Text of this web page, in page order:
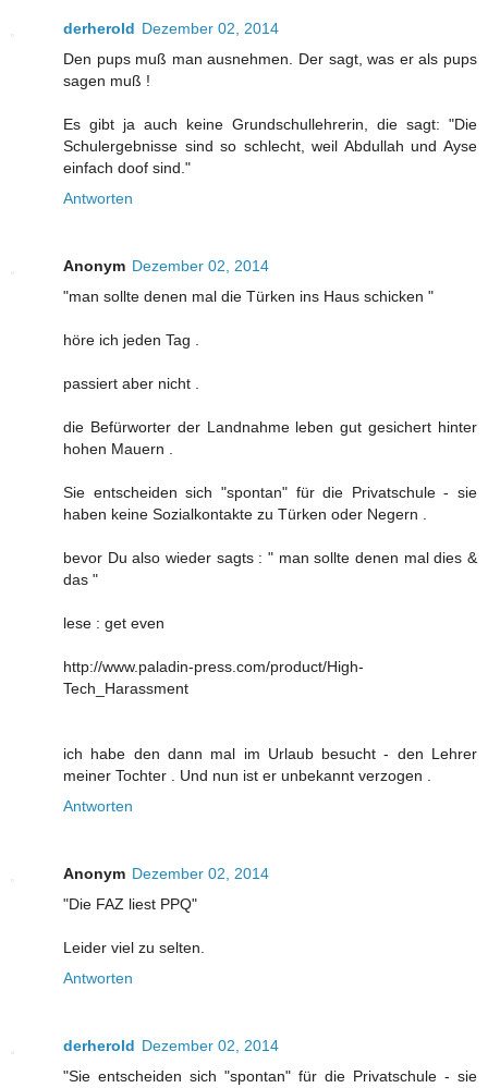
derherold Dezember 02, 2014
Den pups muß man ausnehmen. Der sagt, was er als pups
sagen muß !
Es gibt ja auch keine Grundschullehrerin, die sagt: "Die
Schulergebnisse sind so schlecht, weil Abdullah und Ayse
einfach doof sind."
Antworten
Anonym Dezember 02, 2014
"man sollte denen mal die Türken ins Haus schicken "
höre ich jeden Tag .
passiert aber nicht .
die Befürworter der Landnahme leben gut gesichert hinter
hohen Mauern .
Sie entscheiden sich "spontan" für die Privatschule - sie
haben keine Sozialkontakte zu Türken oder Negern .
bevor Du also wieder sagts : " man sollte denen mal dies &
das "
lese : get even
http://www.paladin-press.com/product/High-
Tech_Harassment
ich habe den dann mal im Urlaub besucht - den Lehrer
meiner Tochter . Und nun ist er unbekannt verzogen .
Antworten
Anonym Dezember 02, 2014
"Die FAZ liest PPQ"
Leider viel zu selten.
Antworten
derherold Dezember 02, 2014
"Sie entscheiden sich "spontan" für die Privatschule - sie